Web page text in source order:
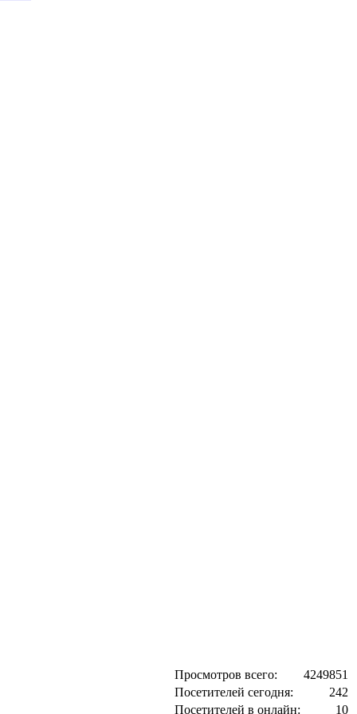
Просмотров всего:
4249851
Посетителей сегодня:
242
Посетителей в онлайн:
10